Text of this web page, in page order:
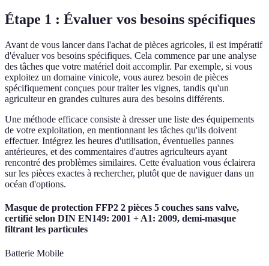
Étape 1 : Évaluer vos besoins spécifiques
Avant de vous lancer dans l'achat de pièces agricoles, il est impératif
d'évaluer vos besoins spécifiques. Cela commence par une analyse
des tâches que votre matériel doit accomplir. Par exemple, si vous
exploitez un domaine vinicole, vous aurez besoin de pièces
spécifiquement conçues pour traiter les vignes, tandis qu'un
agriculteur en grandes cultures aura des besoins différents.
Une méthode efficace consiste à dresser une liste des équipements
de votre exploitation, en mentionnant les tâches qu'ils doivent
effectuer. Intégrez les heures d'utilisation, éventuelles pannes
antérieures, et des commentaires d'autres agriculteurs ayant
rencontré des problèmes similaires. Cette évaluation vous éclairera
sur les pièces exactes à rechercher, plutôt que de naviguer dans un
océan d'options.
Masque de protection FFP2 2 pièces 5 couches sans valve,
certifié selon DIN EN149: 2001 + A1: 2009, demi-masque
filtrant les particules
Batterie Mobile